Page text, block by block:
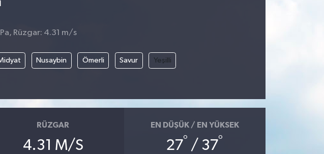
Rüzgar: 4.31 m/s
Nusaybin Ömerli Savur Yeşilli
RÜZGAR
4.31 M/S
EN DÜŞÜK / EN YÜKSEK
27° / 37°